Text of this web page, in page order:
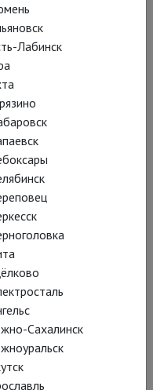
Лабинск
Сахалинск